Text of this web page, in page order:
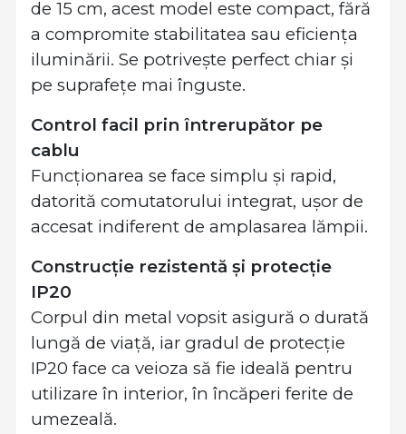
de 15 cm, acest model este compact, fără
a compromite stabilitatea sau eficiența
iluminării. Se potrivește perfect chiar și
pe suprafețe mai înguste.
Control facil prin întrerupător pe
cablu
Funcționarea se face simplu și rapid,
datorită comutatorului integrat, ușor de
accesat indiferent de amplasarea lămpii.
Construcție rezistentă și protecție
IP20
Corpul din metal vopsit asigură o durată
lungă de viață, iar gradul de protecție
IP20 face ca veioza să fie ideală pentru
utilizare în interior, în încăperi ferite de
umezeală.